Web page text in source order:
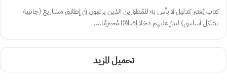
كتاب يُعتبر كدليل لا بأس به للمُطوّرين الذين يرغبون في إطلاق مشاريع (جانبية
بشكل أساسي) لتدرّ عليهم دخلا إضافيًا مُحترمًا.…
تحميل المزيد